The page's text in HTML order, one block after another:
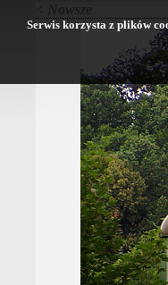
Serwis korzysta z plików